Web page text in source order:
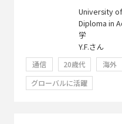
University
Diploma in
学
Y.F.さん
通信 20歳代 海外
グローバルに活躍